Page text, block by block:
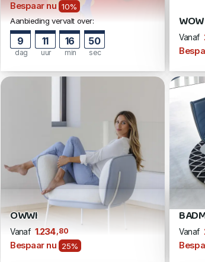
Bespaar nu 10%
Aanbieding vervalt over:
9
dag
11
uur
16
min
49
sec
WOW
Vanaf
OWWI
Vanaf 1.234 ,80
Bespaar nu 25%
Vanaf